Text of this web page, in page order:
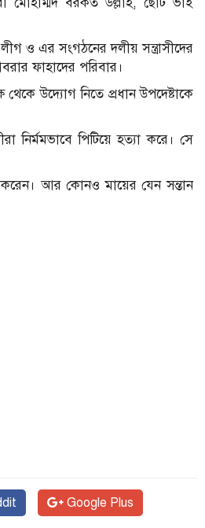
ও এর সংগঠনের দলীয় সন্ত্রাসীদের
ফাহাদের পরিবার।
উদ্যোগ নিতে প্রধান উপদেষ্টাকে
নির্মমভাবে পিটিয়ে হত্যা করে। সে
আর কোনও মায়ের যেন সন্তান
Google Plus